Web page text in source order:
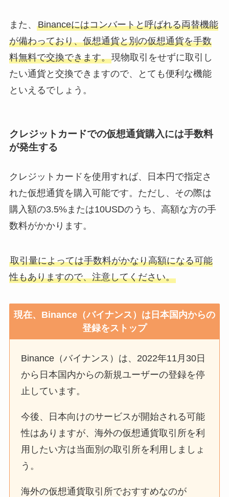
また、 Binanceにはコンバートと呼ばれる両替機能
が備わっており、仮想通貨と別の仮想通貨を手数
料無料で交換できます。現物取引をせずに取引し
たい通貨と交換できますので、とても便利な機能
といえるでしょう。
クレジットカードでの仮想通貨購入には手数料
が発生する
クレジットカードを使用すれば、日本円で指定さ
れた仮想通貨を購入可能です。ただし、その際は
購入額の3.5%または10USDのうち、高額な方の手
数料がかかります。
取引量によっては手数料がかなり高額になる可能
性もありますので、注意してください。
現在、Binance（バイナンス）は日本国内からの
登録をストップ
Binance（バイナンス）は、2022年11月30日
から日本国内からの新規ユーザーの登録を停
止しています。
今後、日本向けのサービスが開始される可能
性はありますが、海外の仮想通貨取引所を利
用したい方は当面別の取引所を利用しましょ
う。
海外の仮想通貨取引所でおすすめなのが